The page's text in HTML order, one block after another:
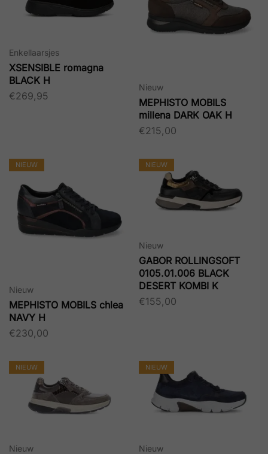
Enkellaarsjes
XSENSIBLE romagna
BLACK H
€269,95
Nieuw
MEPHISTO MOBILS
millena DARK OAK H
€215,00
NIEUW
Nieuw
MEPHISTO MOBILS chlea
NAVY H
€230,00
NIEUW
Nieuw
GABOR ROLLINGSOFT
0105.01.006 BLACK
DESERT KOMBI K
€155,00
NIEUW
Nieuw
NIEUW
Nieuw